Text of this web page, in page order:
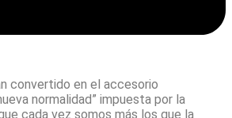
convertido en el accesorio
normalidad” impuesta por la
cada vez somos más los que la